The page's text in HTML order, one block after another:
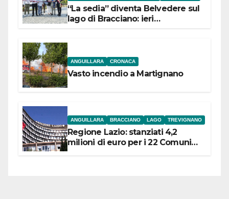
“La sedia” diventa Belvedere sul
lago di Bracciano: ieri
ANGUILLARA CRONACA
Vasto incendio a Martignano
ANGUILLARA BRACCIANO LAGO TREVIGNANO
Regione Lazio: stanziati 4,2
milioni di euro per i 22 Comuni